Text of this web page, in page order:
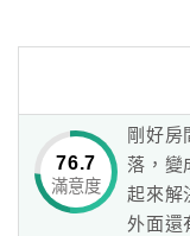
球
網
又能遠離大街的喧
底放鬆，享受純粹
76.7
滿意度
剛好
落，變
起來解
外面還